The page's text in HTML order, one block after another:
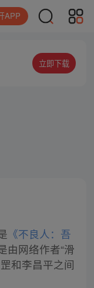
APP
立即下载
《不良人：吾
由网络作者“滑
和李昌平之间